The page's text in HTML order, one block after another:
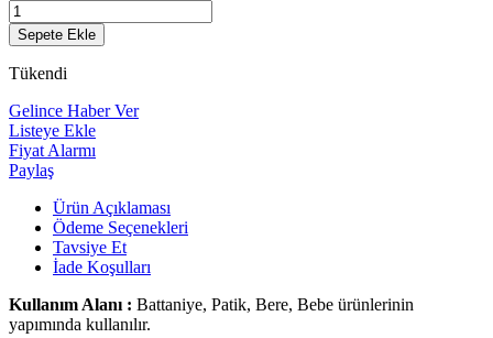
Sepete Ekle
Tükendi
Gelince Haber Ver
Listeye Ekle
Fiyat Alarmı
Paylaş
Ürün Açıklaması
Ödeme Seçenekleri
Tavsiye Et
İade Koşulları
Kullanım Alanı : Battaniye, Patik, Bere, Bebe ürünlerinin
yapımında kullanılır.